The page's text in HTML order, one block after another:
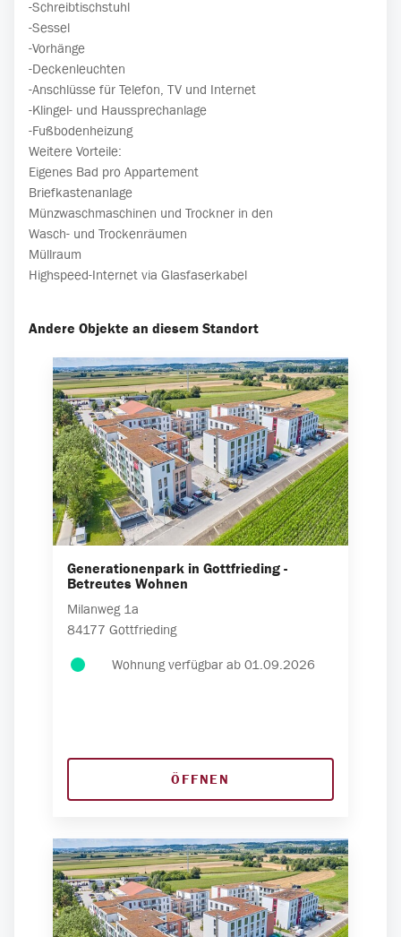
-Schreibtischstuhl
-Sessel
-Vorhänge
-Deckenleuchten
-Anschlüsse für Telefon, TV und Internet
-Klingel- und Haussprechanlage
-Fußbodenheizung
Weitere Vorteile:
Eigenes Bad pro Appartement
Briefkastenanlage
Münzwaschmaschinen und Trockner in den
Wasch- und Trockenräumen
Müllraum
Highspeed-Internet via Glasfaserkabel
Andere Objekte an diesem Standort
Generationenpark in Gottfrieding -
Betreutes Wohnen
Milanweg 1a
84177 Gottfrieding
Wohnung verfügbar ab 01.09.2026
ÖFFNEN